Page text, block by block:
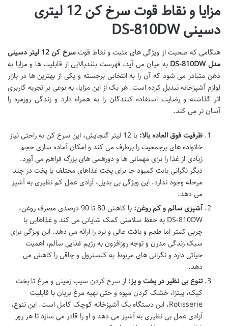
مزایا و نقاط قوت سرخ کن 12 لیتری
دسینی DS-810DW
هنگامی که صحبت از ویژگی های مثبت و نقاط قوت
سرخ کن 12 لیتر دسینی
مدل DS-810DW
به میان می آید، فهرست بلندبالایی از قابلیت ها و مزایا به
ذهن متبادر می شود که آن را به انتخابی برجسته و یکی از بهترین ها در بازار
لوازم آشپزخانه تبدیل کرده است. هر یک از این مزایا، به نوعی بر تجربه کاربری
اثر گذاشته و رضایت استفاده کنندگان را به همراه دارد و زندگی روزمره را
آسان تر می کند.
ظرفیت فوق العاده بالا:
با 12 لیتر گنجایش، این سرخ کن به راحتی نیاز
خانواده های پرجمعیت را برطرف می کند و امکان آماده سازی حجم
زیادی از غذا را برای مهمانی ها و دورهمی های بزرگ فراهم می آورد.
دیگر نگرانی بابت کمبود جا برای پخت غذاهای مختلف یا پخت در چند
مرحله وجود ندارد. این ویژگی بی بدیل، آزادی عمل کم نظیری به آشپز
می دهد.
آشپزی سالم و کم روغن:
با کاهش 80 تا 90 درصدی مصرف روغن،
DS-810DW به حفظ سلامتی کمک شایانی می کند و غذاهایی با
چربی کمتر اما طعم و بافت عالی و ترد را ارائه می دهد. این ویژگی برای
سبک زندگی مدرن و توجه روزافزون به رژیم غذایی سالم، اهمیت
حیاتی دارد و نگرانی های مربوط به کلسترول و چاقی را کاهش می
دهد.
تنوع بی نظیر در پخت و پز: از سرخ کردن سیب زمینی و مرغ تا پخت
کیک، پیتزا، خشک کردن میوه و حتی تهیه مرغ بریان با قابلیت
Rotisserie، این دستگاه یک آشپزخانه کوچک کامل است. این تنوع،
آزادی عمل بی نظیری به آشپز می دهد و او را قادر می سازد تا هر روز